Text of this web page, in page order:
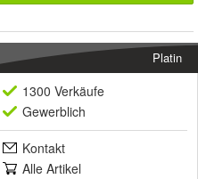
Platin
1300 Verkäufe
Gewerblich
Kontakt
Alle Artikel